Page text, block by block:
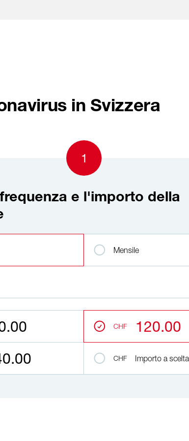
in Svizzera
1
e l'importo della
Mensile
CHF 120.00
CHF Importo a scelta